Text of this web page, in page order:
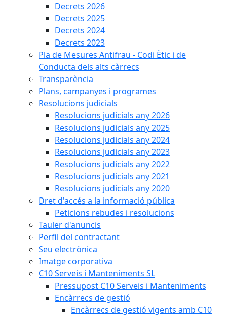
Decrets 2026
Decrets 2025
Decrets 2024
Decrets 2023
Pla de Mesures Antifrau - Codi Ètic i de
Conducta dels alts càrrecs
Transparència
Plans, campanyes i programes
Resolucions judicials
Resolucions judicials any 2026
Resolucions judicials any 2025
Resolucions judicials any 2024
Resolucions judicials any 2023
Resolucions judicials any 2022
Resolucions judicials any 2021
Resolucions judicials any 2020
Dret d'accés a la informació pública
Peticions rebudes i resolucions
Tauler d'anuncis
Perfil del contractant
Seu electrònica
Imatge corporativa
C10 Serveis i Manteniments SL
Pressupost C10 Serveis i Manteniments
Encàrrecs de gestió
Encàrrecs de gestió vigents amb C10